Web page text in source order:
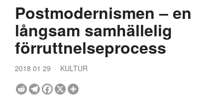
Postmodernismen – en
långsam samhällelig
förruttnelseprocess
2018 01 29 KULTUR